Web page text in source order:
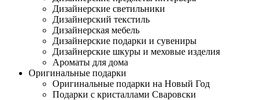
Дизайнерские светильники
Дизайнерский текстиль
Дизайнерская мебель
Дизайнерские подарки и сувениры
Дизайнерские шкуры и меховые изделия
Ароматы для дома
Оригинальные подарки
Оригинальные подарки на Новый Год
Подарки с кристаллами Сваровски